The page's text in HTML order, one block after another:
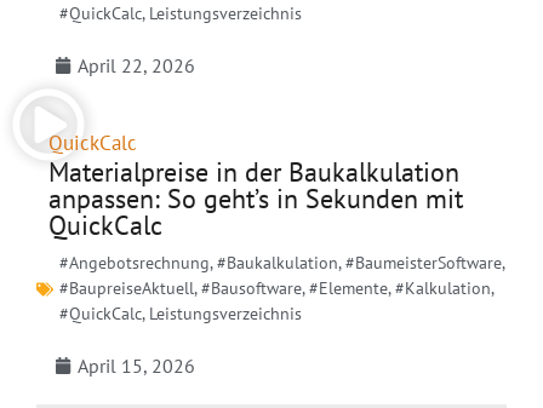
#QuickCalc, Leistungsverzeichnis
April 22, 2026
QuickCalc
Materialpreise in der Baukalkulation
anpassen: So geht’s in Sekunden mit
QuickCalc
#Angebotsrechnung,#Baukalkulation,#BaumeisterSoftware,
#BaupreiseAktuell,#Bausoftware,#Elemente,#Kalkulation,
#QuickCalc, Leistungsverzeichnis
April 15, 2026